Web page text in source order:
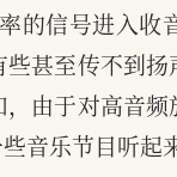
的信号进入收
甚至传不到扬
由于对高音
音乐节目听起